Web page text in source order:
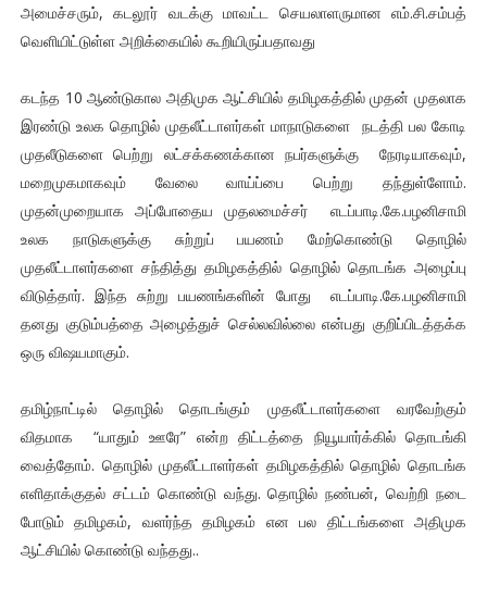
அமைச்சரும், கடலூர் வடக்கு மாவட்ட செயலாளருமான எம்.சி.சம்பத்
வெளியிட்டுள்ள அறிக்கையில் கூறியிருப்பதாவது
கடந்த 10 ஆண்டுகால அதிமுக ஆட்சியில் தமிழகத்தில் முதன் முதலாக
இரண்டு உலக தொழில் முதலீட்டாளர்கள் மாநாடுகளை நடத்தி பல கோடி
முதலீடுகளை பெற்று லட்சக்கணக்கான நபர்களுக்கு நேரடியாகவும்,
மறைமுகமாகவும் வேலை வாய்ப்பை பெற்று தந்துள்ளோம்.
முதன்முறையாக அப்போதைய முதலமைச்சர் எடப்பாடி.கே.பழனிசாமி
உலக நாடுகளுக்கு சுற்றுப் பயணம் மேற்கொண்டு தொழில்
முதலீட்டாளர்களை சந்தித்து தமிழகத்தில் தொழில் தொடங்க அழைப்பு
விடுத்தார். இந்த சுற்று பயணங்களின் போது எடப்பாடி.கே.பழனிசாமி
தனது குடும்பத்தை அழைத்துச் செல்லவில்லை என்பது குறிப்பிடத்தக்க
ஒரு விஷயமாகும்.
தமிழ்நாட்டில் தொழில் தொடங்கும் முதலீட்டாளர்களை வரவேற்கும்
விதமாக “யாதும் ஊரே” என்ற திட்டத்தை நியூயார்க்கில் தொடங்கி
வைத்தோம். தொழில் முதலீட்டாளர்கள் தமிழகத்தில் தொழில் தொடங்க
எளிதாக்குதல் சட்டம் கொண்டு வந்து. தொழில் நண்பன், வெற்றி நடை
போடும் தமிழகம், வளர்ந்த தமிழகம் என பல திட்டங்களை அதிமுக
ஆட்சியில் கொண்டு வந்தது..